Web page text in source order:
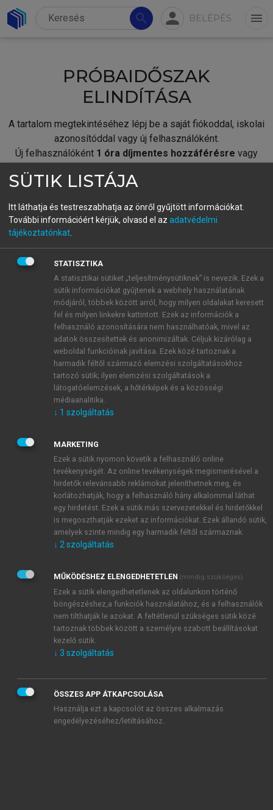
search person BELÉPÉS menu
PRÓBAIDŐSZAK
ELINDÍTÁSA
A tartalom megtekintéséhez lépj be a saját fiókoddal, iskolai
azonosítóddal vagy új felhasználóként.
Új felhasználóként 1 óra díjmentes hozzáférésre vagy
fiókoddal,vagy hozz létre új fiókot.
A regisztráció után apróbaidőszakautomatikusan
BELÉPÉS SAJÁT FIÓKKAL
ÚJ FIÓK LÉTREHOZÁSA
1 óra díjmentes hozzáférés
E-MAIL-CÍM
JELSZÓ
JELSZÓ ÚJRA
Kérek értesítést a MeRSZ újdonságairól, akcióiról.
Kérek értesítést az Akadémiai Kiadó Zrt. újdonságairól,
Adatkezelési tájékoztatóbanfoglaltakat tudomásul
veszem és elfogadom.
Általános vásárlási feltételeket, valamint a szotar.netés a
mersz.huoldalak licencszerződéseiben foglaltakat
tudomásul veszem és elfogadom.
KIPRÓBÁLOM
SÜTIK LISTÁJA
Itt láthatja és testreszabhatja az önről gyűjtött információkat.
További információért kérjük, olvasd el az adatvédelmi
tájékoztatónkat
STATISZTIKA
A statisztikai sütiket „teljesítménysütiknek” is nevezik. Ezek a
sütik információkat gyűjtenek a webhely használatának
módjáról, többek között arról, hogy milyen oldalakat keresett
fel és milyen linkekre kattintott. Ezek az információk a
felhasználó azonosítására nem használhatóak, mivel az
adatok összesítettek és anonimizáltak. Céljuk kizárólag a
weboldal funkcióinak javítása. Ezek közé tartoznak a
harmadik féltől származó elemzési szolgáltatásokhoz
tartozó sütik; ilyen elemzési szolgáltatások a
látogatóelemzések, a hőtérképek és a közösségi
médiaanalitika.
↓ 1 szolgáltatás
MARKETING
Ezek a sütik nyomon követik a felhasználó online
tevékenységét. Az online tevékenységek megismerésével a
hirdetők relevánsabb reklámokat jeleníthetnek meg, és
korlátozhatják, hogy a felhasználó hány alkalommal láthat
egy hirdetést. Ezek a sütik más szervezetekkel és hirdetőkkel
is megoszthatják ezeket az információkat. Ezek állandó sütik,
amelyek szinte mindig egy harmadik féltől származnak.
↓ 2 szolgáltatás
MŰKÖDÉSHEZ ELENGEDHETETLEN (mindig szükséges)
Ezek a sütik elengedhetetlenek az oldalunkon történő
böngészéshez,a funkciók használatához, és a felhasználók
nem tilthatják le azokat. A feltétlenül szükséges sütik közé
tartoznak többek között a személyre szabott beállításokat
kezelő sütik.
↓ 3 szolgáltatás
ÖSSZES APP ÁTKAPCSOLÁSA
Használja ezt a kapcsolót az összes alkalmazás
engedélyezéséhez/letiltásához.